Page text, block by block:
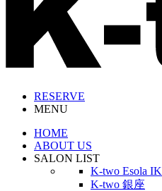
RESERVE
MENU
HOME
ABOUT US
SALON LIST
K-two Esola
K-two 銀座